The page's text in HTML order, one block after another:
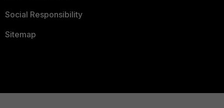
Social Responsibility
Sitemap